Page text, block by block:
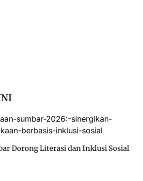
Dorong Literasi dan Inklusi Sosial